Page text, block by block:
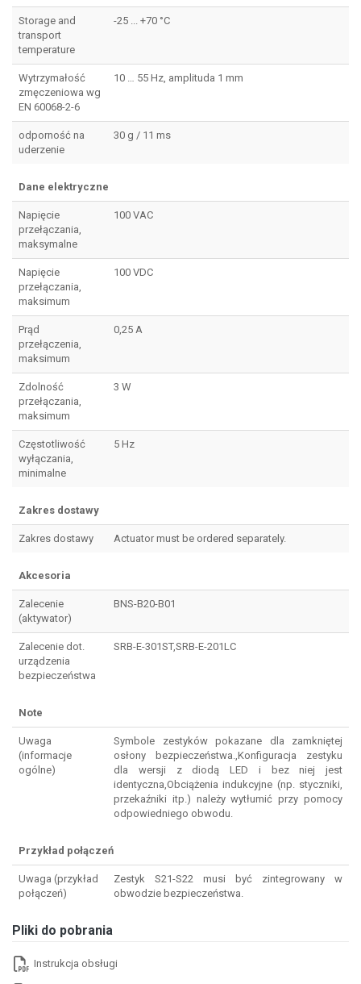
Storage and
transport
temperature
-25 ... +70 °C
Wytrzymałość
zmęczeniowa wg
EN 60068-2-6
10 … 55 Hz, amplituda 1 mm
odporność na
uderzenie
30 g / 11 ms
Dane elektryczne
Napięcie
przełączania,
maksymalne
100 VAC
Napięcie
przełączania,
maksimum
100 VDC
Prąd
przełączenia,
maksimum
0,25 A
Zdolność
przełączania,
maksimum
3 W
Częstotliwość
wyłączania,
minimalne
5 Hz
Zakres dostawy
Zakres dostawy Actuator must be ordered separately.
Akcesoria
Zalecenie
(aktywator)
BNS-B20-B01
Zalecenie dot.
urządzenia
bezpieczeństwa
SRB-E-301ST,SRB-E-201LC
Note
Uwaga
(informacje
ogólne)
Symbole zestyków pokazane dla zamkniętej
osłony bezpieczeństwa.,Konfiguracja zestyku
dla wersji z diodą LED i bez niej jest
identyczna,Obciążenia indukcyjne (np. styczniki,
przekaźniki itp.) należy wytłumić przy pomocy
odpowiedniego obwodu.
Przykład połączeń
Uwaga (przykład
połączeń)
Zestyk S21-S22 musi być zintegrowany w
obwodzie bezpieczeństwa.
Pliki do pobrania
Instrukcja obsługi